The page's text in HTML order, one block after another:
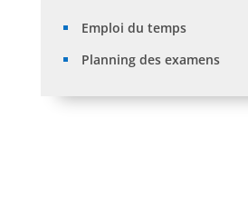
Emploi du temps
Planning des examens